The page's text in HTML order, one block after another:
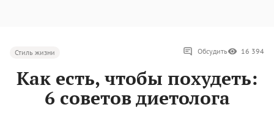
Стиль жизни Обсудить 16 394
Как есть, чтобы похудеть:
6 советов диетолога